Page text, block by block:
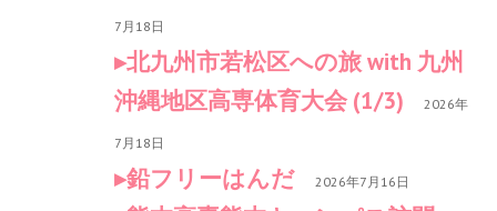
7月18日
北九州市若松区への旅 with 九州
沖縄地区高専体育大会 (1/3)
2026年
7月18日
鉛フリーはんだ 2026年7月16日